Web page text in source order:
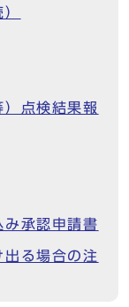
点検結果報
み承認申請書
る場合の注